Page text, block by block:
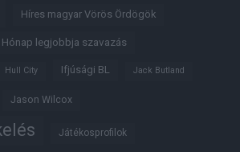
Híres magyar Vörös Ördögök
Hónap legjobbja szavazás
Hull City Ifjúsági BL Jack Butland
Jason Wilcox
Játékosprofilok